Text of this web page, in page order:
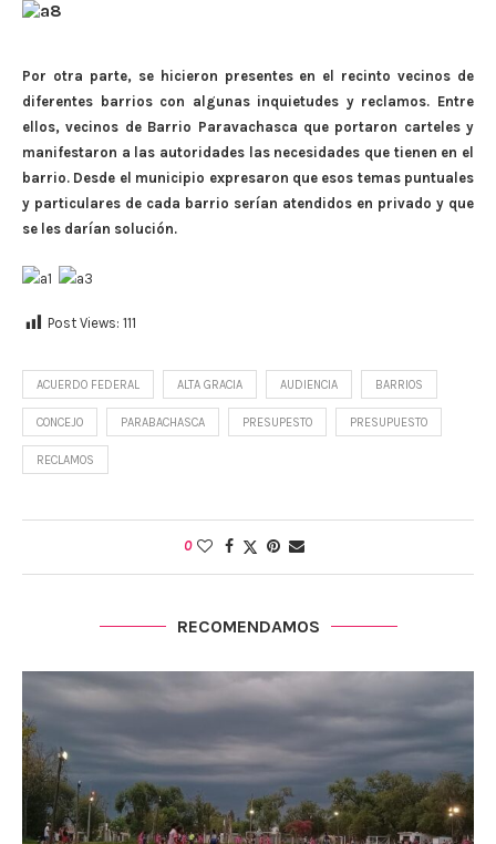
Por otra parte, se hicieron presentes en el recinto vecinos de
diferentes barrios con algunas inquietudes y reclamos. Entre
ellos, vecinos de Barrio Paravachasca que portaron carteles y
manifestaron a las autoridades las necesidades que tienen en el
barrio. Desde el municipio expresaron que esos temas puntuales
y particulares de cada barrio serían atendidos en privado y que
se les darían solución.
Post Views: 111
ACUERDO FEDERAL ALTA GRACIA AUDIENCIA BARRIOS
CONCEJO PARABACHASCA PRESUPESTO PRESUPUESTO
RECLAMOS
0
RECOMENDAMOS